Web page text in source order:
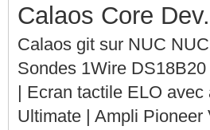
Calaos Core Dev.
Calaos git sur NUC
Sondes 1Wire
| Ecran tactile ELO
Ultimate | Ampli Pioneer